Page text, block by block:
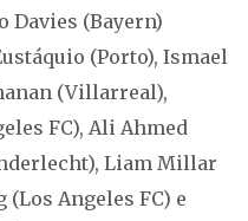
Davies (Bayern)
(Porto), Ismael
(Villarreal),
FC), Ali Ahmed
Liam Millar
(Los Angeles FC) e